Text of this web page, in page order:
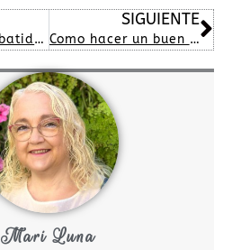
Mahonesa con batidora
SIGUIENTE
Como hacer un buen sofrito
Mari Luna